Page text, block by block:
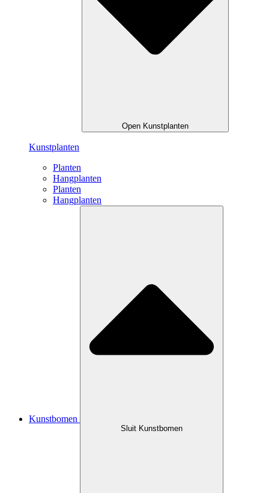
Open Kunstplanten
Kunstplanten
Planten
Hangplanten
Planten
Hangplanten
Kunstbomen
Sluit Kunstbomen